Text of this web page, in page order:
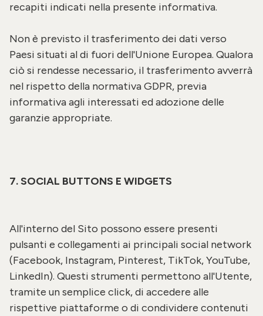
recapiti indicati nella presente informativa.
Non è previsto il trasferimento dei dati verso
Paesi situati al di fuori dell'Unione Europea. Qualora
ciò si rendesse necessario, il trasferimento avverrà
nel rispetto della normativa GDPR, previa
informativa agli interessati ed adozione delle
garanzie appropriate.
7. SOCIAL BUTTONS E WIDGETS
All'interno del Sito possono essere presenti
pulsanti e collegamenti ai principali social network
(Facebook, Instagram, Pinterest, TikTok, YouTube,
LinkedIn). Questi strumenti permettono all'Utente,
tramite un semplice click, di accedere alle
rispettive piattaforme o di condividere contenuti